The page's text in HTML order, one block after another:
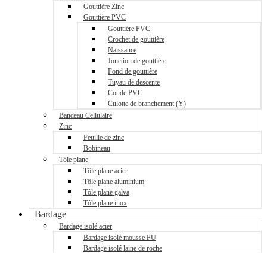
Gouttière Zinc
Gouttière PVC
Gouttière PVC
Crochet de gouttière
Naissance
Jonction de gouttière
Fond de gouttière
Tuyau de descente
Coude PVC
Culotte de branchement (Y)
Bandeau Cellulaire
Zinc
Feuille de zinc
Bobineau
Tôle plane
Tôle plane acier
Tôle plane aluminium
Tôle plane galva
Tôle plane inox
Bardage
Bardage isolé acier
Bardage isolé mousse PU
Bardage isolé laine de roche